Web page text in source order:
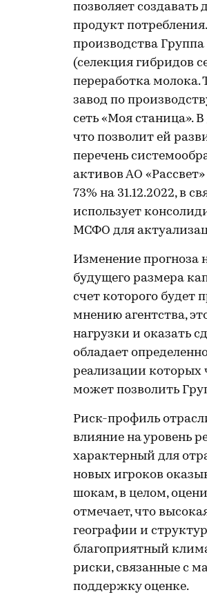
позволяет
продукт
производства
(селекция гибридов
переработка
завод по
сеть «Моя станица».
что позволит ей
перечень
активов АО
73% на 31.12.2022, в
использует
МСФО для
Изменение прогноза
будущего размера
счет которого
мнению агентства,
нагрузки и оказать
обладает
реализации которых
может позволить
Риск-профиль
влияние на уровень
характерный для
новых игроков
шокам, в целом,
отмечает, что
географии и
благоприятный
риски, связанные с
поддержку оценке.